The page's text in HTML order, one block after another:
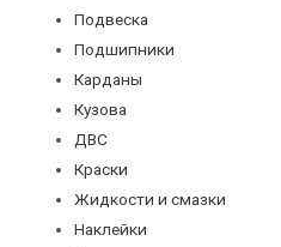
Подвеска
Подшипники
Карданы
Кузова
ДВС
Краски
Жидкости и смазки
Наклейки